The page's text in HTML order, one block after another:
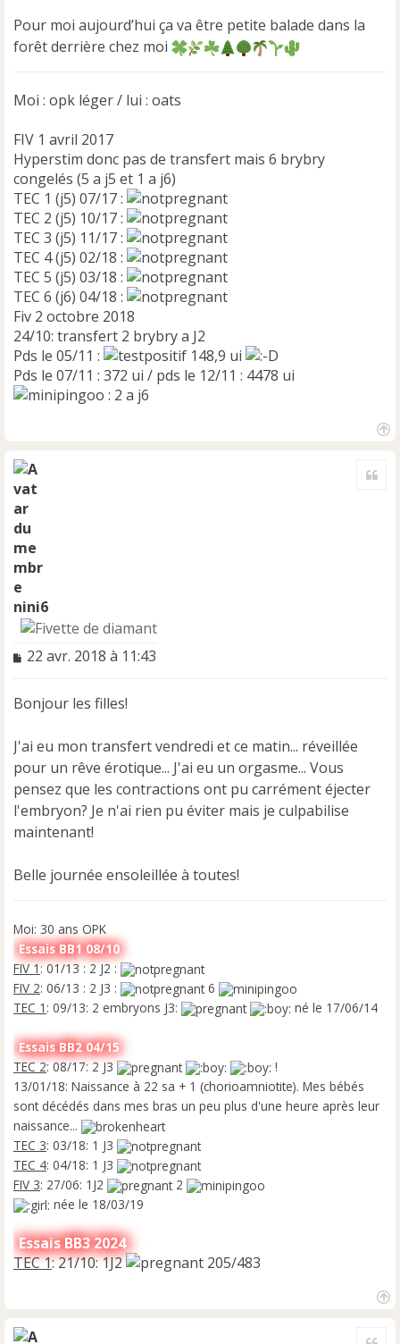
Pour moi aujourd’hui ça va être petite balade dans la
forêt derrière chez moi
Moi : opk léger / lui : oats
FIV 1 avril 2017
Hyperstim donc pas de transfert mais 6 brybry
congelés (5 a j5 et 1 a j6)
TEC 1 (j5) 07/17 :
TEC 2 (j5) 10/17 :
TEC 3 (j5) 11/17 :
TEC 4 (j5) 02/18 :
TEC 5 (j5) 03/18 :
TEC 6 (j6) 04/18 :
Fiv 2 octobre 2018
24/10: transfert 2 brybry a J2
Pds le 05/11 :
148,9 ui
Pds le 07/11 : 372 ui / pds le 12/11 : 4478 ui
: 2 a j6
nini6
M
s
g
e
n
o
n
l
u
22 avr. 2018 à 11:43
Bonjour les filles!
J'ai eu mon transfert vendredi et ce matin... réveillée
pour un rêve érotique... J'ai eu un orgasme... Vous
pensez que les contractions ont pu carrément éjecter
l'embryon? Je n'ai rien pu éviter mais je culpabilise
maintenant!
Belle journée ensoleillée à toutes!
Moi: 30 ans OPK
Essais BB1 08/10
FIV 1: 01/13 : 2 J2 :
FIV 2: 06/13 : 2 J3 :
6
TEC 1 : 09/13: 2 embryons J3: né le 17/06/14
Essais BB2 04/15
TEC 2: 08/17: 2 J3
!
13/01/18: Naissance à 22 sa + 1 (chorioamniotite). Mes bébés
sont décédés dans mes bras un peu plus d'une heure après leur
naissance...
TEC 3: 03/18: 1 J3
TEC 4: 04/18: 1 J3
FIV 3: 27/06: 1J2
2
née le 18/03/19
Essais BB3 2024
TEC 1: 21/10: 1J2 205/483